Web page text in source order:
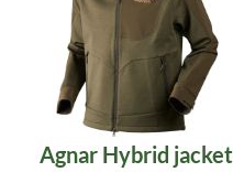
Agnar Hybrid jacket